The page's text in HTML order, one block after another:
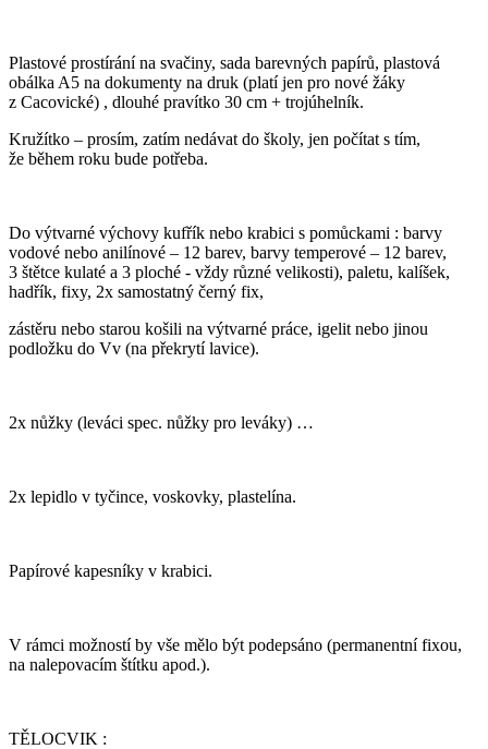
Plastové prostírání na svačiny, sada barevných papírů, plastová
obálka A5 na dokumenty na druk (platí jen pro nové žáky
z Cacovické) , dlouhé pravítko 30 cm + trojúhelník.
Kružítko – prosím, zatím nedávat do školy, jen počítat s tím,
že během roku bude potřeba.
Do výtvarné výchovy kufřík nebo krabici s pomůckami : barvy
vodové nebo anilínové – 12 barev, barvy temperové – 12 barev,
3 štětce kulaté a 3 ploché - vždy různé velikosti), paletu, kalíšek,
hadřík, fixy, 2x samostatný černý fix,
zástěru nebo starou košili na výtvarné práce, igelit nebo jinou
podložku do Vv (na překrytí lavice).
2x nůžky (leváci spec. nůžky pro leváky) …
2x lepidlo v tyčince, voskovky, plastelína.
Papírové kapesníky v krabici.
V rámci možností by vše mělo být podepsáno (permanentní fixou,
na nalepovacím štítku apod.).
TĚLOCVIK :